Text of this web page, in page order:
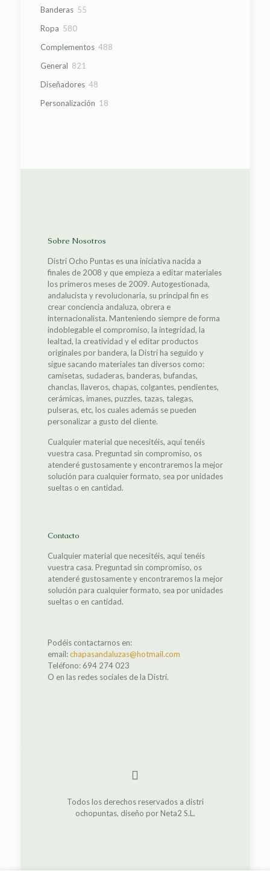
Banderas 5555
Ropa 580580
Complementos 488488
General 821
Diseñadores 4848
Personalización 1818
Sobre Nosotros
Distri Ocho Puntas es una iniciativa nacida a
finales de 2008 y que empieza a editar materiales
los primeros meses de 2009. Autogestionada,
andalucista y revolucionaria, su principal fin es
crear conciencia andaluza, obrera e
internacionalista. Manteniendo siempre de forma
indoblegable el compromiso, la integridad, la
lealtad, la creatividad y el editar productos
originales por bandera, la Distri ha seguido y
sigue sacando materiales tan diversos como:
camisetas, sudaderas, banderas, bufandas,
chanclas, llaveros, chapas, colgantes, pendientes,
cerámicas, imanes, puzzles, tazas, talegas,
pulseras, etc, los cuales además se pueden
personalizar a gusto del cliente.
Cualquier material que necesitéis, aquí tenéis
vuestra casa. Preguntad sin compromiso, os
atenderé gustosamente y encontraremos la mejor
solución para cualquier formato, sea por unidades
sueltas o en cantidad.
Contacto
Cualquier material que necesitéis, aquí tenéis
vuestra casa. Preguntad sin compromiso, os
atenderé gustosamente y encontraremos la mejor
solución para cualquier formato, sea por unidades
sueltas o en cantidad.
Podéis contactarnos en:
email:chapasandaluzas@hotmail.com
Teléfono: 694 274 023
O en las redes sociales de la Distri.
Todos los derechos reservados a distri
ochopuntas, diseño por Neta2 S.L.